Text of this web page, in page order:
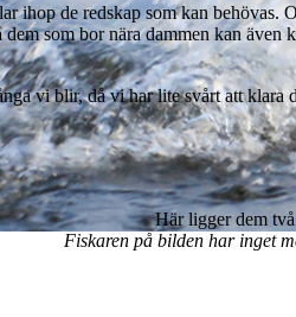
ihop de redskap som kan behövas.
som bor nära dammen kan
vi blir, då vi har lite svårt att klara
Här ligger dem
Fiskaren på bilden har inget